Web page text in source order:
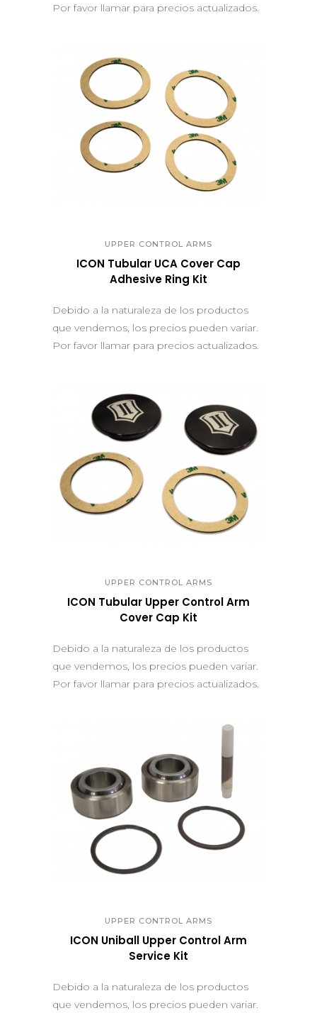
Por favor llamar para precios actualizados.
UPPER CONTROL ARMS
ICON Tubular UCA Cover Cap
Adhesive Ring Kit
Debido a la naturaleza de los productos
que vendemos, los precios pueden variar.
Por favor llamar para precios actualizados.
UPPER CONTROL ARMS
ICON Tubular Upper Control Arm
Cover Cap Kit
Debido a la naturaleza de los productos
que vendemos, los precios pueden variar.
Por favor llamar para precios actualizados.
QUICK VIEW
UPPER CONTROL ARMS
ICON Uniball Upper Control Arm
Service Kit
Debido a la naturaleza de los productos
que vendemos, los precios pueden variar.